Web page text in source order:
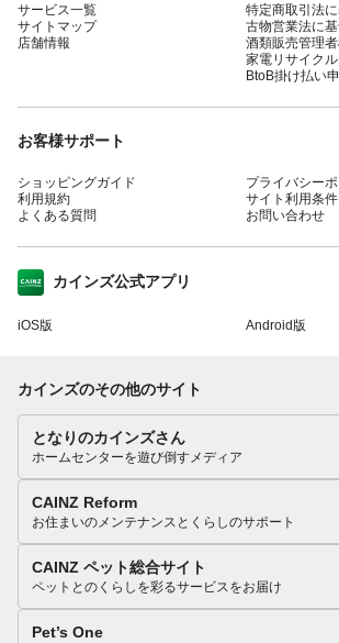
サービス一覧
サイトマップ
店舗情報
特定商取引法
古物営業法に
酒類販売管理
家電リサイク
BtoB掛け払い
お客様サポート
ショッピングガイド
利用規約
よくある質問
プライバシー
サイト利用条
お問い合わせ
カインズ公式アプリ
iOS版 Android版
カインズのその他のサイト
となりのカインズさん
ホームセンターを遊び倒すメディア
CAINZ Reform
お住まいのメンテナンスとくらしのサポート
CAINZ ペット総合サイト
ペットとのくらしを彩るサービスをお届け
Pet’s One